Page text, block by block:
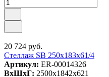
20 724 руб.
Стеллаж SB 250x183x61/4
Артикул: ER-00014326
ВxШxГ: 2500x1842x621